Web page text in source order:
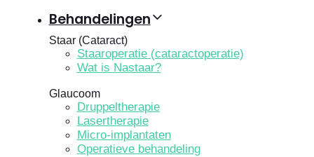
Behandelingen
Staar (Cataract)
Staaroperatie (cataractoperatie)
Wat is Nastaar?
Glaucoom
Druppeltherapie
Lasertherapie
Micro-implantaten
Operatieve behandeling